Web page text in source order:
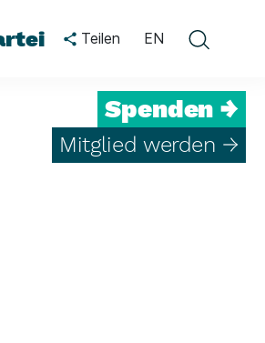
Teilen EN
Spenden →
Mitglied werden →